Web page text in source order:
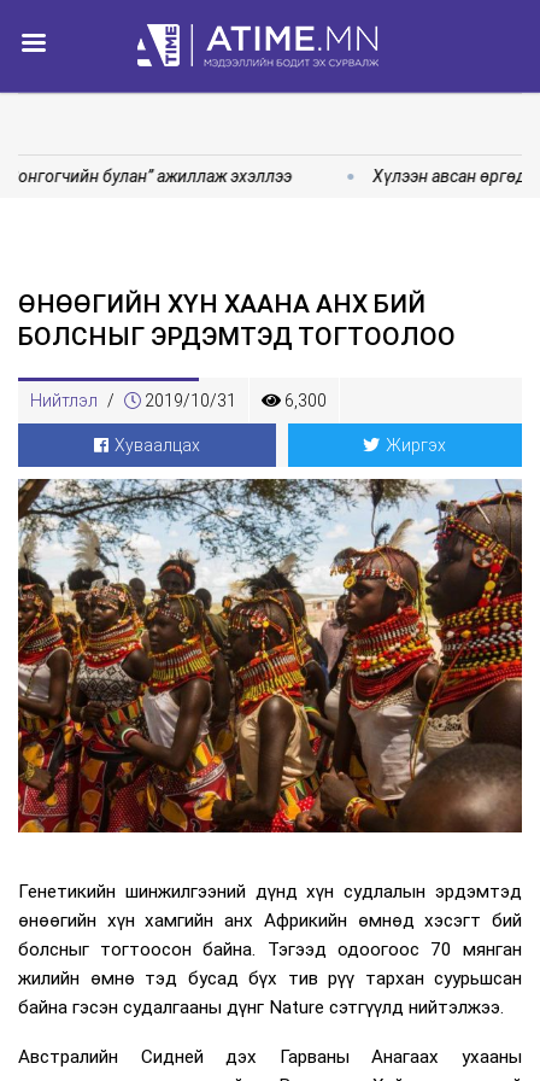
булан” ажиллаж эхэллээ Хүлээн авсан
ӨНӨӨГИЙН ХҮН ХААНА АНХ БИЙ
БОЛСНЫГ ЭРДЭМТЭД ТОГТООЛОО
Нийтлэл / 2019/10/31 6,300
Хуваалцах Жиргэх
Генетикийн шинжилгээний дүнд хүн судлалын эрдэмтэд
өнөөгийн хүн хамгийн анх Африкийн өмнөд хэсэгт бий
болсныг тогтоосон байна. Тэгээд одоогоос 70 мянган
жилийн өмнө тэд бусад бүх тив рүү тархан суурьшсан
байна гэсэн судалгааны дүнг Nature сэтгүүлд нийтэлжээ.
Австралийн Сидней дэх Гарваны Анагаах ухааны